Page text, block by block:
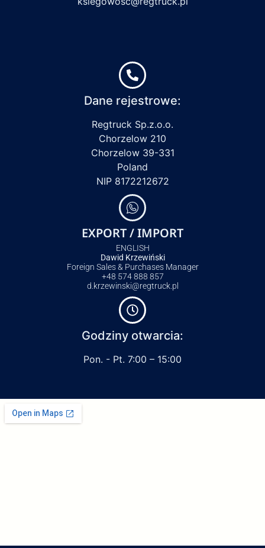
Dane rejestrowe:
Regtruck Sp.z.o.o.
Chorzelow 210
Chorzelow 39-331
Poland
NIP 8172212672
EXPORT / IMPORT
ENGLISH
Dawid Krzewiński
Foreign Sales & Purchases Manager
+48 574 888 857
d.krzewinski@regtruck.pl
Godziny otwarcia:
Pon. - Pt. 7:00 – 15:00